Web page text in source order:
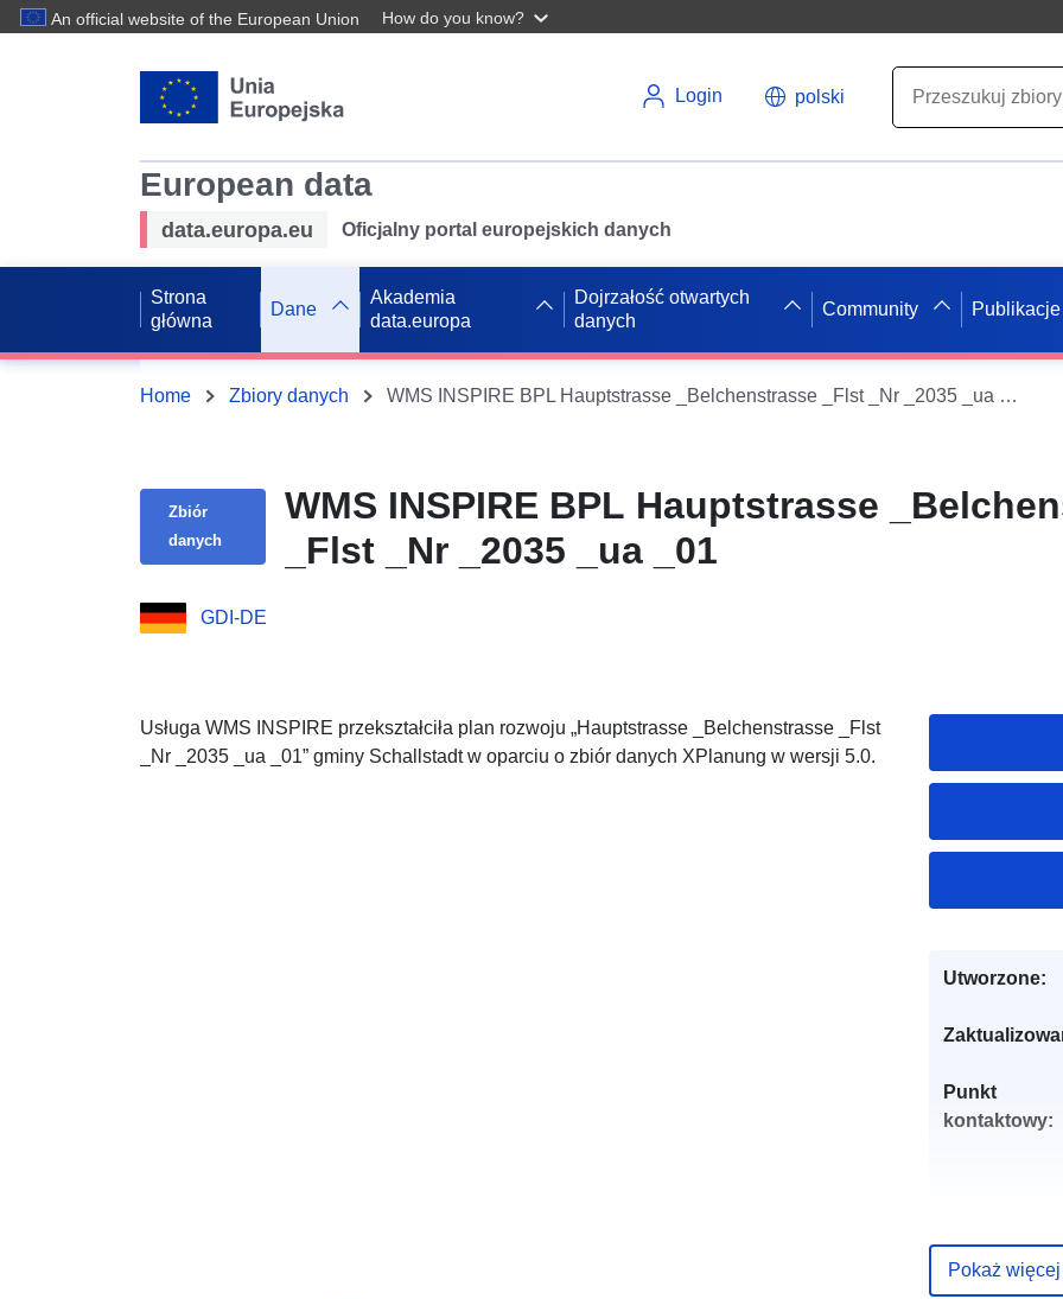
An official website of the European Union How do you know?
Login polski
European data
data.europa.eu Oficjalny portal europejskich danych
Strona
główna
Dane
Akademia
data.europa
Dojrzałość otwartych
danych
Community Publikacje
Home Zbiory danych WMS INSPIRE BPL Hauptstrasse _Belchenstrasse _Flst _Nr _2035 _ua _01
Zbiór
danych
WMS INSPIRE BPL Hauptstrasse
_Flst _Nr _2035 _ua _01
GDI-DE
Usługa WMS INSPIRE przekształciła plan rozwoju „Hauptstrasse _Belchenstrasse _Flst
_Nr _2035 _ua _01” gminy Schallstadt w oparciu o zbiór danych XPlanung w wersji 5.0.
Utworzone:
Punkt
kontaktowy:
Pokaż więcej